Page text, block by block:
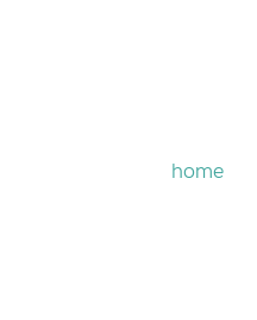
home